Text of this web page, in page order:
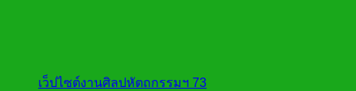
เว็ปไซต์งานศิลปหัตถกรรมฯ 73